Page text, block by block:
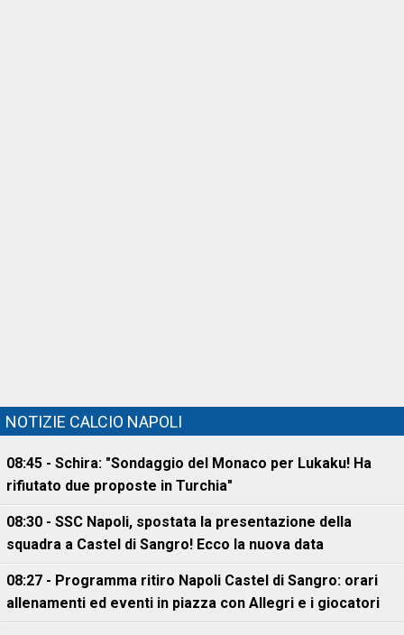
NOTIZIE CALCIO NAPOLI
08:45 - Schira: "Sondaggio del Monaco per Lukaku! Ha
rifiutato due proposte in Turchia"
08:30 - SSC Napoli, spostata la presentazione della
squadra a Castel di Sangro! Ecco la nuova data
08:27 - Programma ritiro Napoli Castel di Sangro: orari
allenamenti ed eventi in piazza con Allegri e i giocatori